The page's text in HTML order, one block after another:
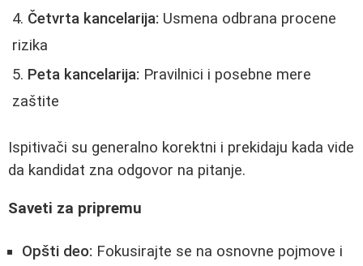
Četvrta kancelarija: Usmena odbrana procene
rizika
Peta kancelarija: Pravilnici i posebne mere
zaštite
Ispitivači su generalno korektni i prekidaju kada vide
da kandidat zna odgovor na pitanje.
Saveti za pripremu
Opšti deo: Fokusirajte se na osnovne pojmove i